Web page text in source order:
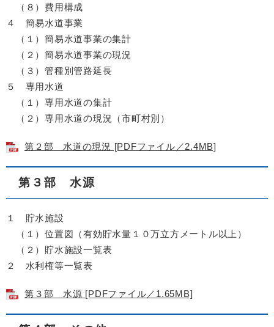
（８）費用構成
４ 簡易水道事業
（１）簡易水道事業の集計
（２）簡易水道事業の現況
（３）管種別管路延長
５ 専用水道
（１）専用水道の集計
（２）専用水道の現況（市町村別）
第２部 水道の現況 [PDFファイル／2.4MB]
第３部 水源
１ 貯水施設
（１）位置図（有効貯水量１０万立方メートル以上）
（２）貯水施設一覧表
２ 水利権等一覧表
第３部 水源 [PDFファイル／1.65MB]